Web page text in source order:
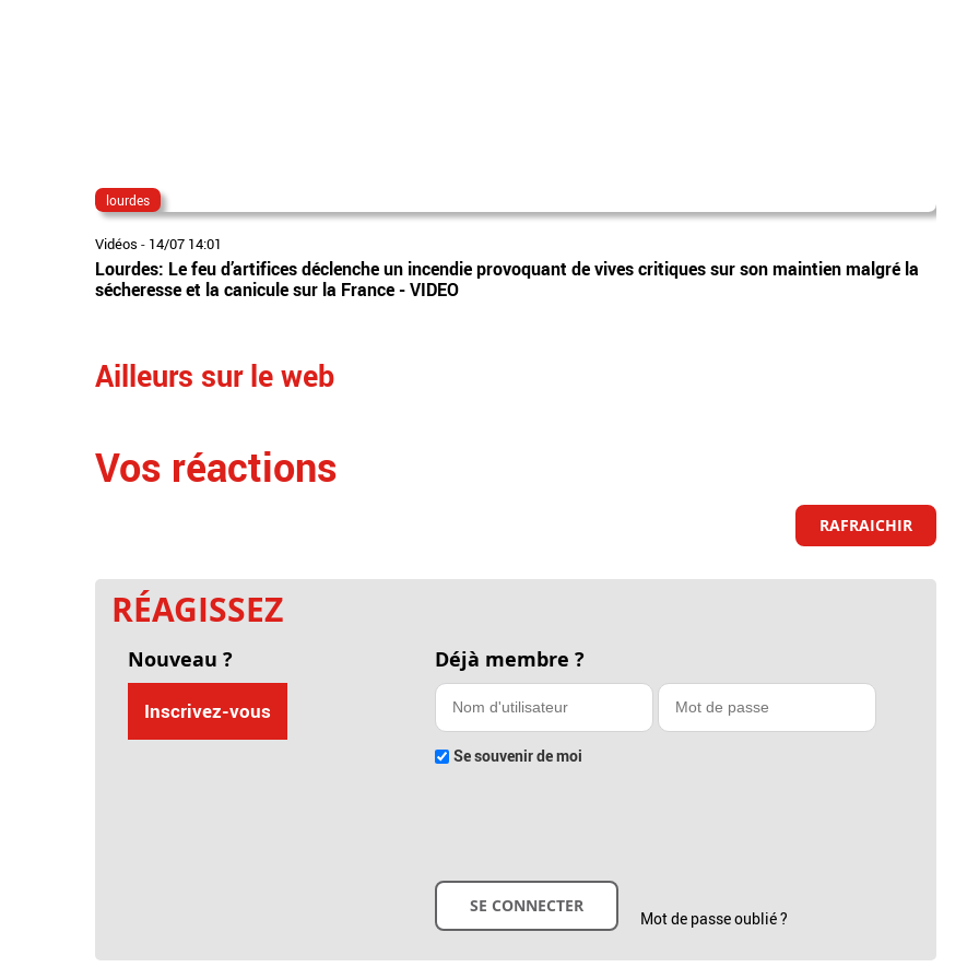
lourdes
Vidéos - 14/07 14:01
Lourdes: Le feu d’artifices déclenche un incendie provoquant de vives critiques sur son maintien malgré la
sécheresse et la canicule sur la France - VIDEO
Ailleurs sur le web
Vos réactions
RAFRAICHIR
RÉAGISSEZ
Nouveau ?
Inscrivez-vous
Déjà membre ?
Se souvenir de moi
Mot de passe oublié ?